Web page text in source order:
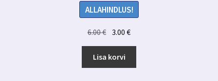
ALLAHINDLUS!
6.00€ Algne
hind
oli:
6.00 €.
3.00€Praegune
hind
3.00 €.
Lisa korvi